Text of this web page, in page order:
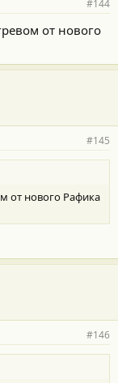
#144
от нового
#145
от нового Рафика
#146